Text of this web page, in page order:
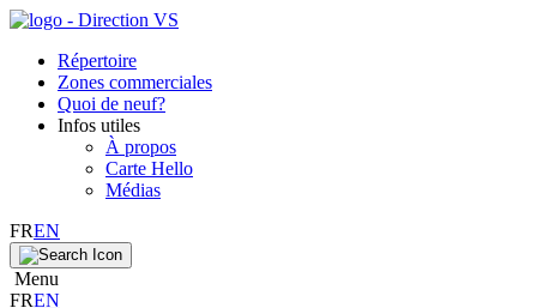
Répertoire
Zones commerciales
Quoi de neuf?
Infos utiles
À propos
Carte Hello
Médias
FREN
Menu
FREN